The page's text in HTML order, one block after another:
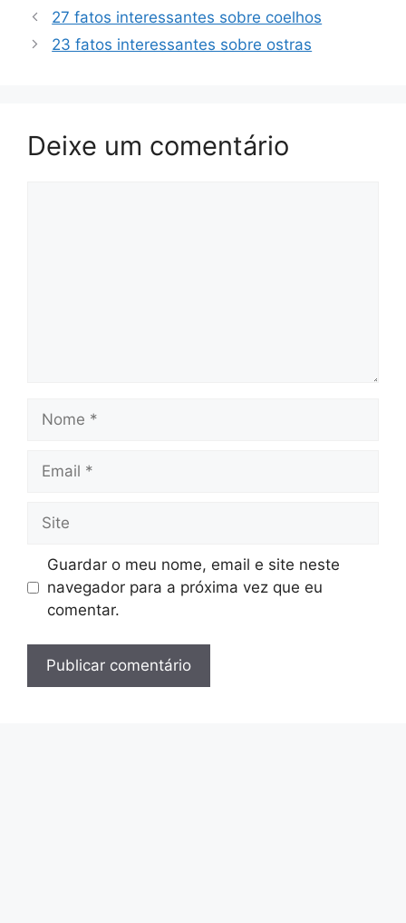
27 fatos interessantes sobre coelhos
23 fatos interessantes sobre ostras
Deixe um comentário
Guardar o meu nome, email e site neste
navegador para a próxima vez que eu
comentar.